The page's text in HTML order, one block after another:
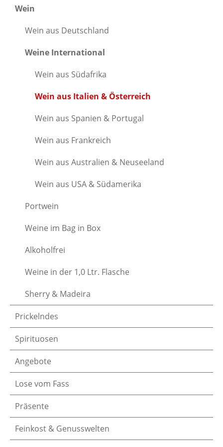
Wein
Wein aus Deutschland
Weine International
Wein aus Südafrika
Wein aus Italien & Österreich
Wein aus Spanien & Portugal
Wein aus Frankreich
Wein aus Australien & Neuseeland
Wein aus USA & Südamerika
Portwein
Weine im Bag in Box
Alkoholfrei
Weine in der 1,0 Ltr. Flasche
Sherry & Madeira
Prickelndes
Spirituosen
Angebote
Lose vom Fass
Präsente
Feinkost & Genusswelten